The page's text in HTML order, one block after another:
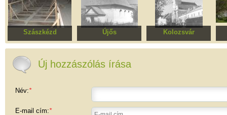
Szászkézd
Erődített evangélikus
Újős
Református
Kolozsvár
Evangélikus templom
Új hozzászólás írása
Név:*
E-mail cím:*